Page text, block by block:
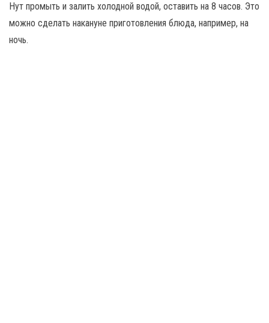
Нут промыть и залить холодной водой, оставить на 8 часов. Это
можно сделать накануне приготовления блюда, например, на
ночь.